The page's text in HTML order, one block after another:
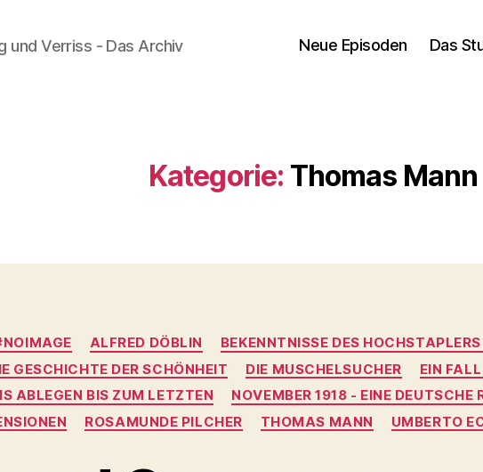
und Verriss - Das Archiv Neue Episoden Das
Kategorie: Thomas Mann
Kategorien
ALFRED DÖBLIN BEKENNTNISSE DES
GESCHICHTE DER SCHÖNHEIT
DIE MUSCHELSUCHER
EIN
ABLEGEN BIS ZUM LETZTEN
NOVEMBER 1918 - EINE DEUTSCHE
ROSAMUNDE PILCHER THOMAS MANN UMBERTO